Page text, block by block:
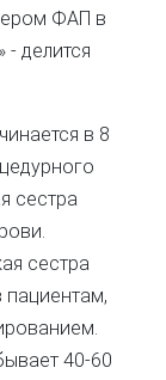
ФАП в
делится
в 8
сестра
сестра
пациентам,
40-60